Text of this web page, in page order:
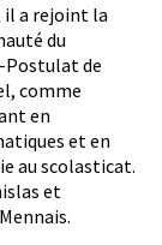
il a rejoint la
du
Postulat de
comme
en
et en
au scolasticat.
et